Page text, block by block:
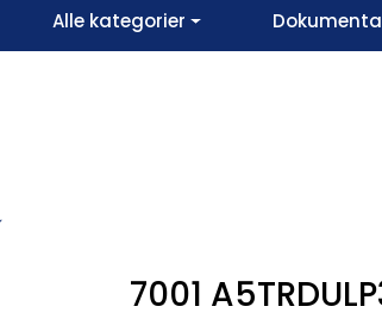
Alle kategorier
7001